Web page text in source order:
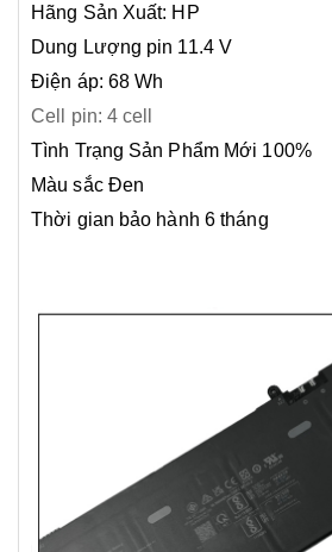
Hãng Sản Xuất: HP
Dung Lượng pin 11.4 V
Điện áp: 68 Wh
Cell pin: 4 cell
Tình Trạng Sản Phẩm Mới 100%
Màu sắc Đen
Thời gian bảo hành 6 tháng